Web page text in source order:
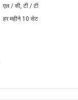
एल / सी, टी / टी
हर महीने 10 सेट